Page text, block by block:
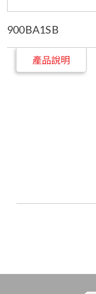
900BA1SB
產品說明